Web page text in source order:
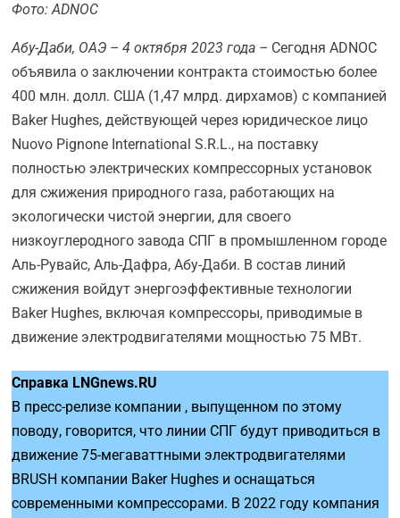
Фото: ADNOC
Абу-Даби, ОАЭ – 4 октября 2023 года – Сегодня ADNOC
объявила о заключении контракта стоимостью более
400 млн. долл. США (1,47 млрд. дирхамов) с компанией
Baker Hughes, действующей через юридическое лицо
Nuovo Pignone International S.R.L., на поставку
полностью электрических компрессорных установок
для сжижения природного газа, работающих на
экологически чистой энергии, для своего
низкоуглеродного завода СПГ в промышленном городе
Аль-Рувайс, Аль-Дафра, Абу-Даби. В состав линий
сжижения войдут энергоэффективные технологии
Baker Hughes, включая компрессоры, приводимые в
движение электродвигателями мощностью 75 МВт.
Справка LNGnews. RU
В пресс-релизе компании , выпущенном по этому
поводу, говорится, что линии СПГ будут приводиться в
движение 75-мегаваттными электродвигателями
BRUSH компании Baker Hughes и оснащаться
современными компрессорами. В 2022 году компания